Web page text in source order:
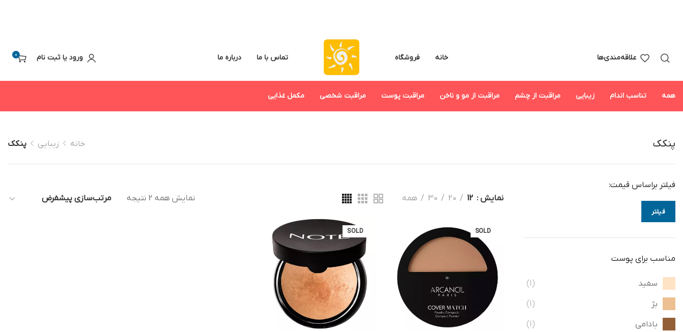
علاقه‌مندی‌ها خانه فروشگاه تماس با ما درباره ما ورود یا ثبت نام 0
همه تناسب اندام زیبایی مراقبت از چشم مراقبت از مو و ناخن مراقبت پوست مراقبت شخصی مکمل غذایی
پنکک خانه زیبایی پنکک
فیلتر براساس قیمت:
فیلتر
مناسب برای پوست
سفید
(1)
بژ
(1)
بادامی
(1)
نمایش 12
20
30 همه نمایش همه 2 نتیجه
SOLD
SOLD